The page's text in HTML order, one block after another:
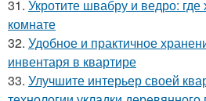
31. Укротите швабру и ведро: где
комнате
32. Удобное и практичное
инвентаря в квартире
33. Улучшите интерьер своей